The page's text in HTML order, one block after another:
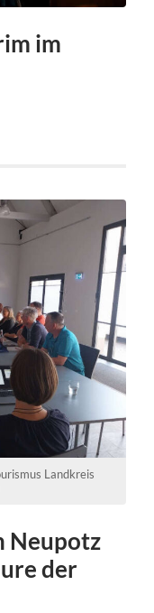
im
Landkreis
Neupotz
der